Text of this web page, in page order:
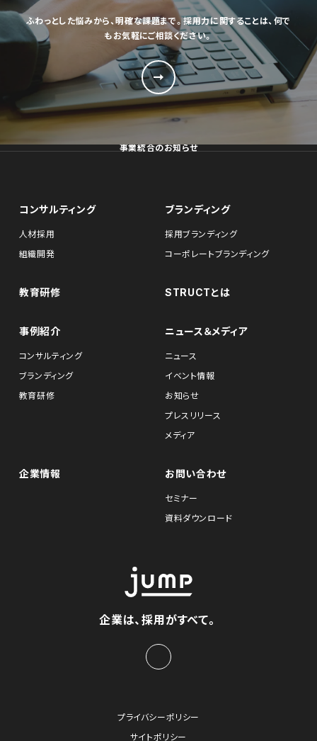
ふわっとした悩みから、明確な課題まで。採用力に関することは、何で
もお気軽にご相談ください。
事業統合のお知らせ
コンサルティング
人材採用
組織開発
ブランディング
採用ブランディング
コーポレートブランディング
教育研修 STRUCTとは
事例紹介
コンサルティング
ブランディング
教育研修
ニュース＆メディア
ニュース
イベント情報
お知らせ
プレスリリース
メディア
企業情報 お問い合わせ
セミナー
資料ダウンロード
企業は、採用がすべて。
プライバシーポリシー
サイトポリシー